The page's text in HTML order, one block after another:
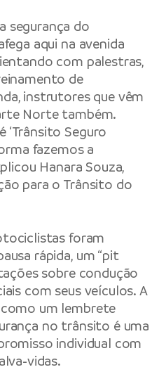
segurança do
aqui na avenida
com palestras,
de
instrutores que vêm
Norte também.
‘Trânsito Seguro
fazemos a
Hanara Souza,
para o Trânsito do
foram
rápida, um “pit
sobre condução
com seus veículos. A
um lembrete
no trânsito é uma
individual com
vidas.